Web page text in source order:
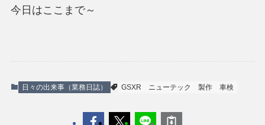
今日はここまで～
日々の出来事（業務日誌） GSXR ニューテック 製作 車検